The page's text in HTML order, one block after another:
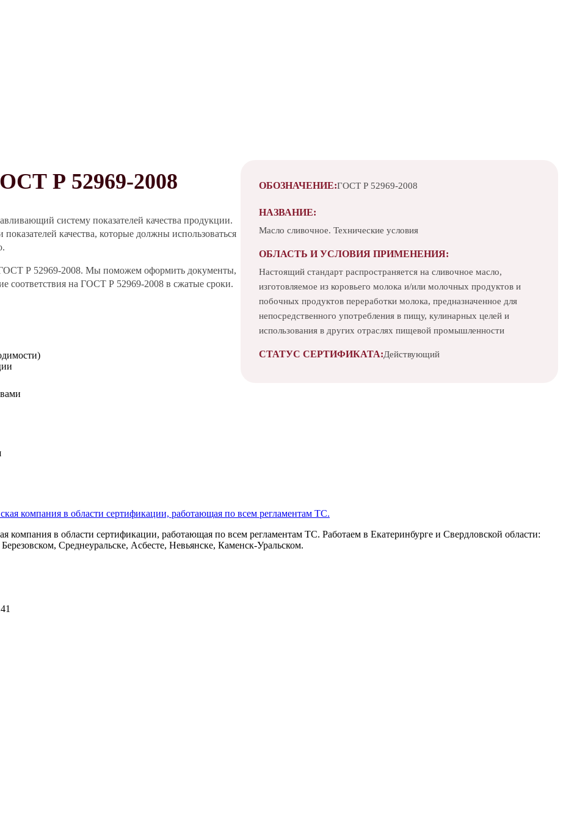
Р 52969-2008
систему показателей качества продукции.
качества, которые должны использоваться
Р 52969-2008. Мы поможем оформить документы,
соответствия на ГОСТ Р 52969-2008 в сжатые сроки.
ОБОЗНАЧЕНИЕ:ГОСТ Р 52969-2008
НАЗВАНИЕ:
Масло сливочное. Технические условия
ОБЛАСТЬ И УСЛОВИЯ ПРИМЕНЕНИЯ:
Настоящий стандарт распространяется на сливочное масло,
изготовляемое из коровьего молока и/или молочных продуктов и
побочных продуктов переработки молока, предназначенное для
непосредственного употребления в пищу, кулинарных целей и
использования в других отраслях пищевой промышленности
СТАТУС СЕРТИФИКАТА:Действующий
компания в области сертификации, работающая по всем регламентам ТС. Работаем в Екатеринбурге и Свердловской области:
Среднеуральске, Асбесте, Невьянске, Каменск-Уральском.